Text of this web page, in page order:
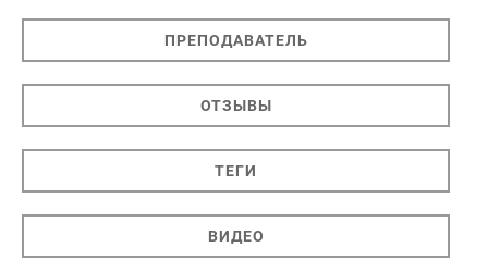
ПРЕПОДАВАТЕЛЬ
ОТЗЫВЫ
ТЕГИ
ВИДЕО